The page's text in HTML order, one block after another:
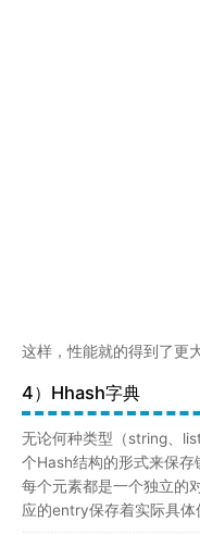
上图中的全局哈希表，它
的哈希值，便知道对应的
对应数据。这个执行效率